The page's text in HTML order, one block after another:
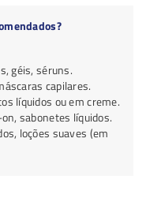
géis, séruns.
capilares.
líquidos ou em creme.
sabonetes líquidos.
loções suaves (em